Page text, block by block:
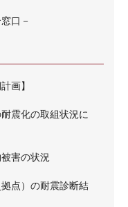
口－
画】
震化の取組状況に
害の状況
点）の耐震診断結